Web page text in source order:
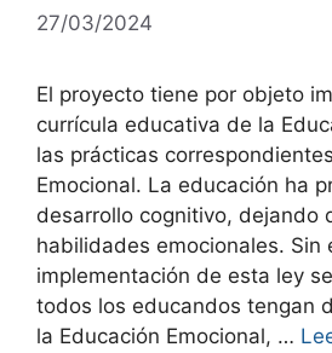
27/03/2024
El proyecto tiene por objeto
currícula educativa de la
las prácticas
Emocional. La educación ha
desarrollo cognitivo, dejando
habilidades emocionales. Sin
implementación de esta ley
todos los educandos tengan
la Educación Emocional, …